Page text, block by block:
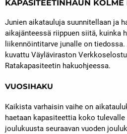
KAPASITEETINHAUN
Junien aikatauluja suunnitellaan ja
aikajänteessä riippuen siitä, kuinka
liikennöintitarve junalle on
kuvattu Väyläviraston
Ratakapasiteetin hakuohjeessa.
VUOSIHAKU
Kaikista varhaisin vaihe on
haetaan kapasiteettia koko
joulukuusta seuraavan vuoden